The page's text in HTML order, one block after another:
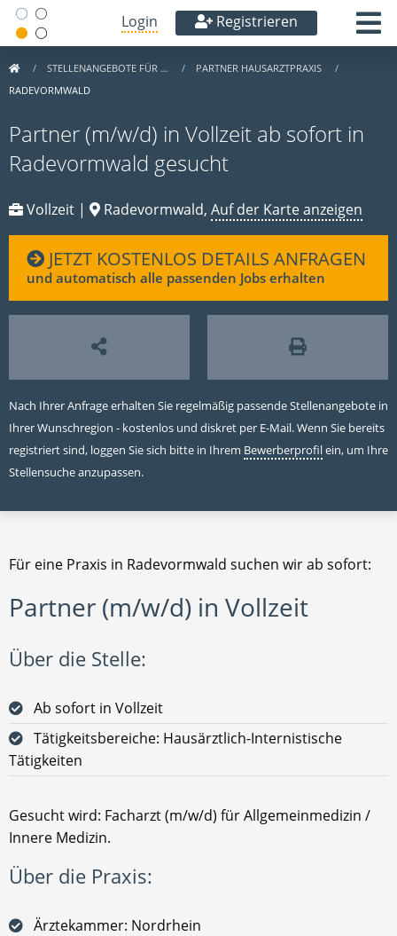
Login Registrieren
STELLENANGEBOTE FÜR …
PARTNER HAUSARZTPRAXIS
RADEVORMWALD
Partner (m/w/d) in Vollzeit ab sofort in
Radevormwald gesucht
Vollzeit | Radevormwald, Auf der Karte anzeigen
JETZT KOSTENLOS DETAILS ANFRAGEN
und automatisch alle passenden Jobs erhalten
Nach Ihrer Anfrage erhalten Sie regelmäßig passende Stellenangebote in
Ihrer Wunschregion - kostenlos und diskret per E-Mail. Wenn Sie bereits
registriert sind, loggen Sie sich bitte in Ihrem Bewerberprofilein, um Ihre
Stellensuche anzupassen.
Für eine Praxis in Radevormwald suchen wir ab sofort:
Partner (m/w/d) in Vollzeit
Über die Stelle:
Ab sofort in Vollzeit
Tätigkeitsbereiche: Hausärztlich-Internistische
Tätigkeiten
Gesucht wird: Facharzt (m/w/d) für Allgemeinmedizin /
Innere Medizin.
Über die Praxis:
Ärztekammer: Nordrhein